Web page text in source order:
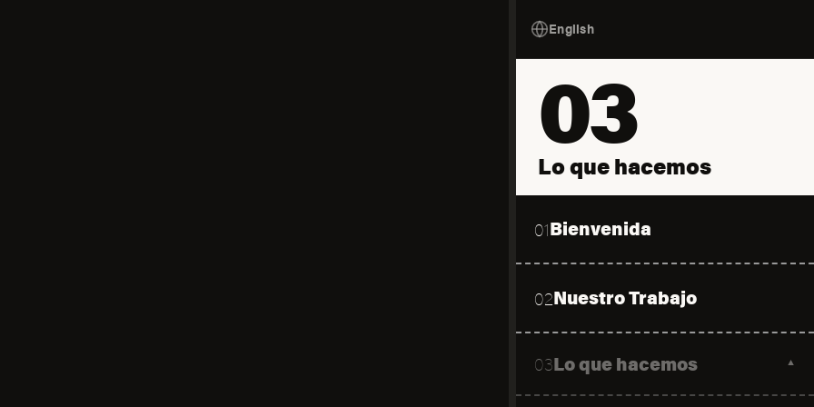
English
03
Lo que hacemos
01Bienvenida
02Nuestro Trabajo
03Lo que hacemos ▼